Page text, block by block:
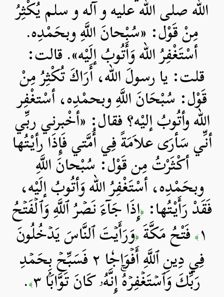
الله صلی الله علیه و آله و سلم يُكْثِرُ
مِنْ قَوْل: «سُبْحانَ اللَّهِ وبحَمْدِه.
أسْتَغْفِرُ الله وَأَتُوبُ إلَيْه». قالت:
قلت: يا رسولَ الله، أَرَاكَ تُكْثِرُ مِنْ
قَوْل: سُبْحَانَ اللَّهِ وبحمْدِه، أسْتغْفِر
الله وأتُوبُ إليْه؟ فقال: «أخْبرني ربِّي
أنِّي سَأرَى علاَمَةً فِي أُمَّتي فَإِذَا رأيْتُها
أكْثَرْتُ مِن قَوْل: سُبْحانَ اللَّهِ
وبحَمْدِه، أسْتَغْفِرُ الله وَأتُوبُ إلَيْه،
فَقَدْ رَأَيْتُها: ﴿إِذَا جَآءَ نَصۡرُ ٱللَّهِ وَٱلۡفَتۡحُ
١ ﴾ فَتْحُ مَكَّةَ ﴿وَرَأَيۡتَ ٱلنَّاسَ يَدۡخُلُونَ
فِي دِينِ ٱللَّهِ أَفۡوَاجٗا ٢ فَسَبِّحۡ بِحَمۡدِ
رَبِّكَ وَٱسۡتَغۡفِرۡهُۚ إِنَّهُۥ كَانَ تَوَّابَۢا ٣ ﴾.